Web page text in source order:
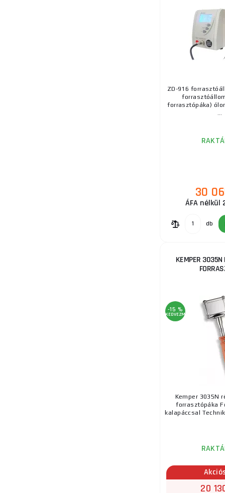
20.
ZD-916
forrasztópáka)
...
30
ÁFA nélkül
db
KEMPER 3035N
-15 %
KEDVEZMÉNY
Kemper 3035N
forrasztópáka
kalapáccsal
20